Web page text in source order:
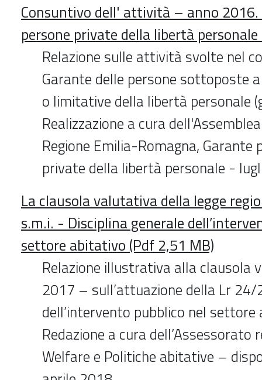
Consuntivo dell' attività – anno 2016.
persone private della libertà
Relazione sulle attività svolte nel
Garante delle persone sottoposte
o limitative della libertà personale
Realizzazione a cura
Regione Emilia-Romagna, Garante
private della libertà personale -
La clausola valutativa della legge
s.m.i. - Disciplina generale
settore abitativo (Pdf 2,51 MB)
Relazione illustrativa alla clausola
2017 – sull’attuazione della Lr 24/
dell’intervento pubblico nel
Redazione a cura dell’Assessorato
Welfare e Politiche abitative –